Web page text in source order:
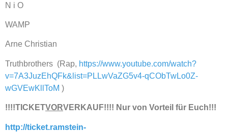
N i O
WAMP
Arne Christian
Truthbrothers (Rap, https://www.youtube.com/watch?
v=7A3JuzEhQFk&list=PLLwVaZG5v4-qCObTwLo0Z-
wGVEwKllToM )
!!!!TICKETVORVERKAUF!!!! Nur von Vorteil für Euch!!!
http://ticket.ramstein-